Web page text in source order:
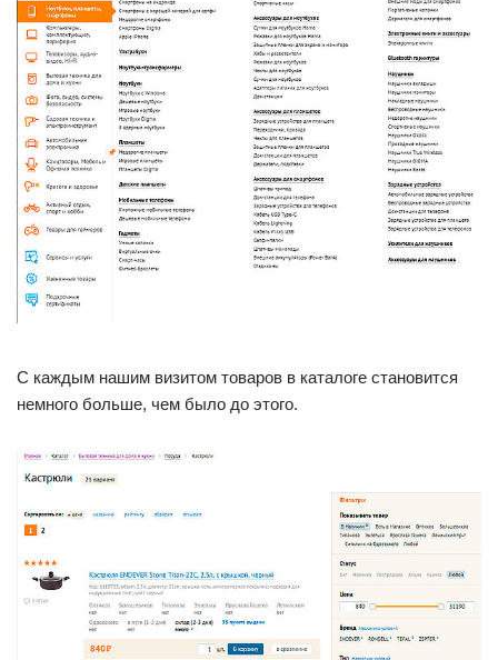
С каждым нашим визитом товаров в каталоге становится
немного больше, чем было до этого.